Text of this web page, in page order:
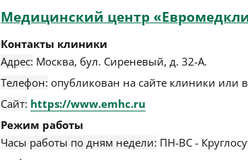
Медицинский центр
Контакты клиники
Адрес: Москва, бул. Сиреневый, д. 32-А.
Телефон: опубликован на сайте клиники или
Сайт: https://www.emhc.ru
Режим работы
Часы работы по дням недели: ПН-ВС -